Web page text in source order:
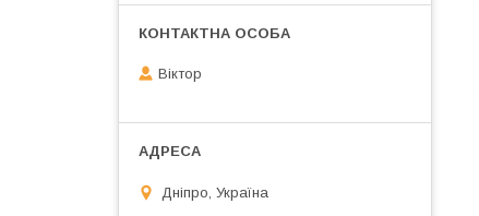
Віктор
Дніпро, Україна